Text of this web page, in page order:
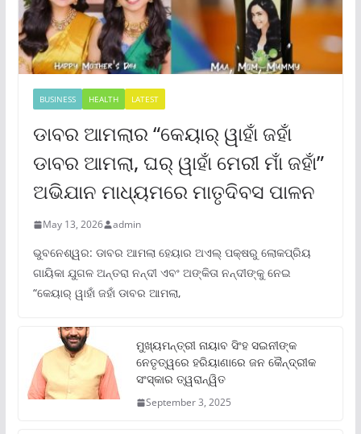
BUSINESS HEALTH LATEST
ଡାବର ଆମଲାର “କେୟାର୍ ୱାହାଁ ଜହାଁ
ଡାବର ଆମଲା, ଘର୍ ୱାହାଁ ମେରୀ ମାଁ ଜହାଁ”
ଅଭିଯାନ ମାଧ୍ୟମରେ ମାତୃଦିବସ ପାଳନ
May 13, 2026 admin
ଭୁବନେଶ୍ୱର: ଡାବର ଆମଲା ହେୟାର ଅଏଲ୍ ପକ୍ଷରୁ ଲୋକପ୍ରିୟ
ଗାୟିକା ଯୁଗଳ ଅନ୍ତରା ନନ୍ଦୀ ଏବଂ ଅଙ୍କିତା ନନ୍ଦୀଙ୍କୁ ନେଇ
“କେୟାର୍ ୱାହାଁ ଜହାଁ ଡାବର ଆମଲା,
ମୁଖ୍ୟମନ୍ତ୍ରୀ ନାୟାବ ସିଂହ ସଇନୀଙ୍କ
ନେତୃତ୍ୱରେ ହରିୟାଣାରେ ଜନ କୈନ୍ଦ୍ରୀକ
ସଂସ୍କାର ତ୍ୱରାନ୍ୱିତ
September 3, 2025